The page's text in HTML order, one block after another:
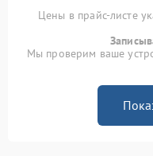
Цены в прайс-листе
Мы проверим ваше